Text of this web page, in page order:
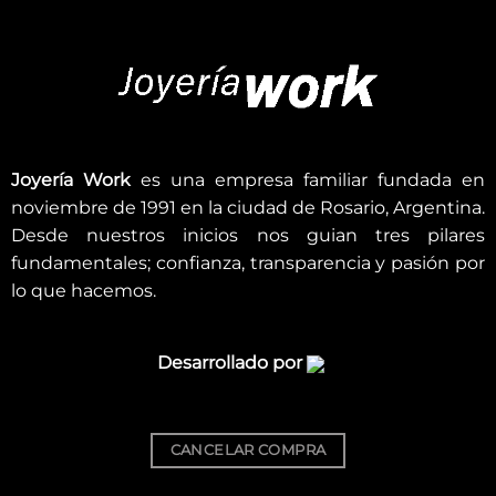
Joyería Workes una empresa familiar fundada en
noviembre de 1991 en la ciudad de Rosario, Argentina.
Desde nuestros inicios nos guian tres pilares
fundamentales; confianza, transparencia y pasión por
lo que hacemos.
Desarrollado por
CANCELAR COMPRA